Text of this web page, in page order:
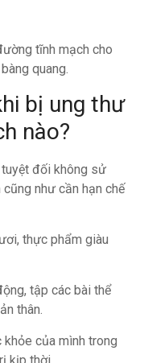
tĩnh mạch cho
quang.
bị ung thư
nào?
tuyệt đối không sử
như cần hạn chế
thực phẩm giàu
tập các bài thể
thân.
của mình trong